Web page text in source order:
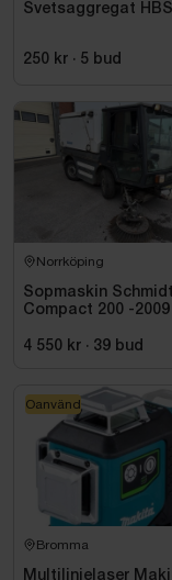
Svetsaggregat HBS
250 kr · 5 bud
Norrköping
Sopmaskin Schmidt
Compact 200 -2009
4 550 kr · 39 bud
Bromma
Multilinjelaser
Oanvänd